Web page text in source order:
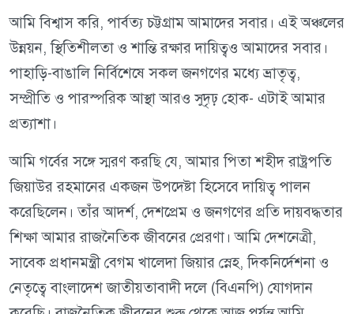
আমি বিশ্বাস করি, পার্বত্য চট্টগ্রাম আমাদের সবার। এই অঞ্চলের
উন্নয়ন, স্থিতিশীলতা ও শান্তি রক্ষার দায়িত্বও আমাদের সবার।
পাহাড়ি-বাঙালি নির্বিশেষে সকল জনগণের মধ্যে ভ্রাতৃত্ব,
সম্প্রীতি ও পারস্পরিক আস্থা আরও সুদৃঢ় হোক- এটাই আমার
প্রত্যাশা।
আমি গর্বের সঙ্গে স্মরণ করছি যে, আমার পিতা শহীদ রাষ্ট্রপতি
জিয়াউর রহমানের একজন উপদেষ্টা হিসেবে দায়িত্ব পালন
করেছিলেন। তাঁর আদর্শ, দেশপ্রেম ও জনগণের প্রতি দায়বদ্ধতার
শিক্ষা আমার রাজনৈতিক জীবনের প্রেরণা। আমি দেশনেত্রী,
সাবেক প্রধানমন্ত্রী বেগম খালেদা জিয়ার স্নেহ, দিকনির্দেশনা ও
নেতৃত্বে বাংলাদেশ জাতীয়তাবাদী দলে (বিএনপি) যোগদান